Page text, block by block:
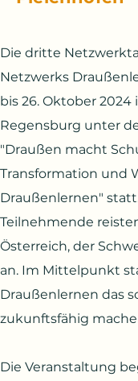
Die dritte
Netzwerks
bis 26. Oktober
Regensburg unter
"Draußen macht
Transformation und
Draußenlernen"
Teilnehmende
Österreich, der
an. Im Mittelpunkt
Draußenlernen das
zukunftsfähig
Die Veranstaltung